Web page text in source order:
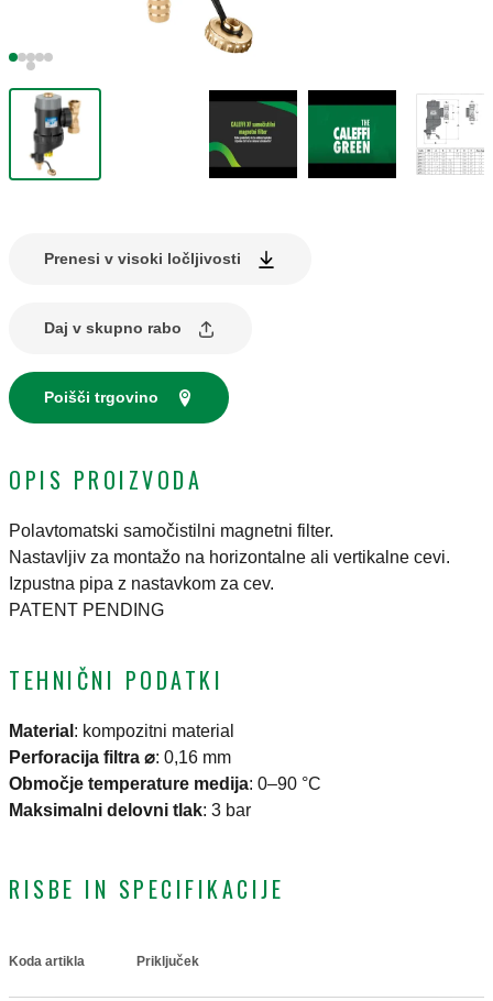
Prenesi v visoki ločljivosti
Daj v skupno rabo
Poišči trgovino
OPIS PROIZVODA
Polavtomatski samočistilni magnetni filter.
Nastavljiv za montažo na horizontalne ali vertikalne cevi.
Izpustna pipa z nastavkom za cev.
PATENT PENDING
TEHNIČNI PODATKI
Material : kompozitni material
Perforacija filtra ⌀: 0,16 mm
Območje temperature medija: 0–90 °C
Maksimalni delovni tlak: 3 bar
RISBE IN SPECIFIKACIJE
Koda artikla Priključek